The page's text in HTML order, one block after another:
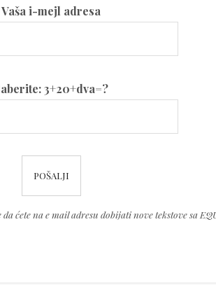
Vaša i-mejl adresa
3+20+dva=?
ćete na e mail adresu dobijati nove tekstove sa